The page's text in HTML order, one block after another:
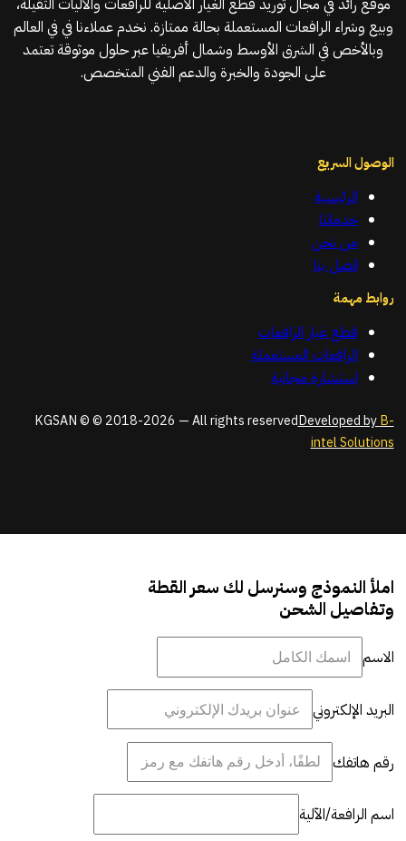
وبيع وشراء الرافعات المستعملة بحالة ممتازة. نخدم عملاءنا في في العالم
وبالأخص في الشرق الأوسط وشمال أفريقيا عبر حلول موثوقة تعتمد
على الجودة والخبرة والدعم الفني المتخصص.
الوصول السريع
الرئيسية
خدماتنا
من نحن
اتصل بنا
روابط مهمة
قطع غيار الرافعات
الرافعات المستعملة
استشارة مجانية
KGSAN © © 2018-2026 — All rights reservedDeveloped byB-
intel Solutions
املأ النموذج وسنرسل لك سعر القطة
وتفاصيل الشحن
الاسم
البريد الإلكتروني
رقم هاتفك
اسم الرافعة/الآلية